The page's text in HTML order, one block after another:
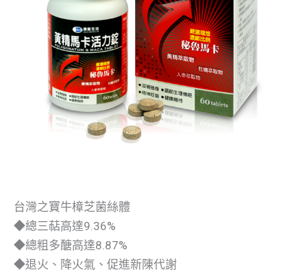
台灣之寶牛樟芝菌絲體
◆總三萜高達9.36%
◆總粗多醣高達8.87%
◆退火、降火氣、促進新陳代謝